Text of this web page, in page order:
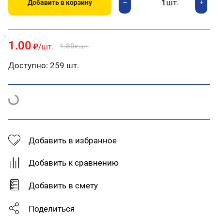
Добавить в корзину +
шт.
−
1.00 ₽/шт. 1.80₽/шт.
Доступно: 259 шт.
Добавить в избранное
Добавить к сравнению
Добавить в смету
Поделиться